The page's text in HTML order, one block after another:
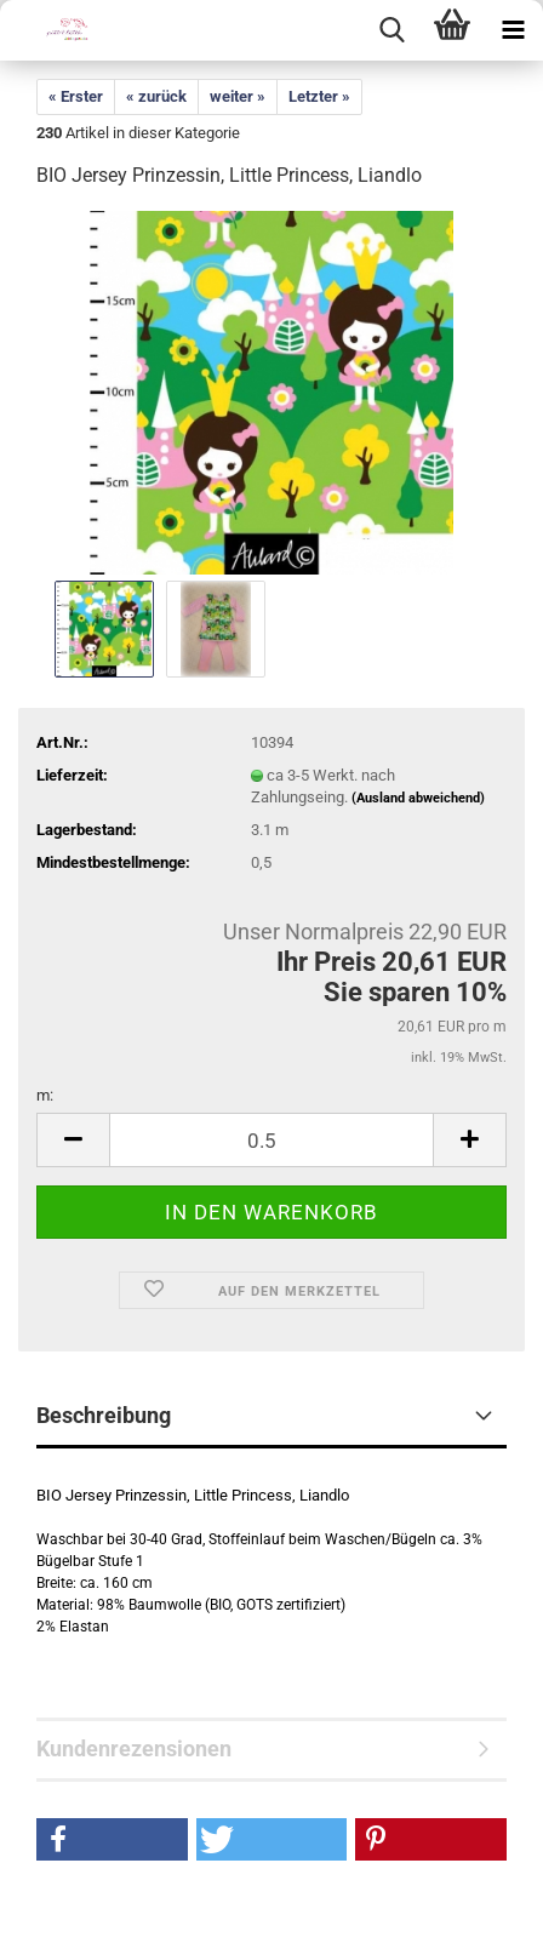
« Erster « zurück weiter »
Letzter »
230 Artikel in dieser Kategorie
BIO Jersey Prinzessin, Little Princess, Liandlo
Art.Nr.:
10394
Lieferzeit:
ca 3-5 Werkt. nach
Zahlungseing. (Ausland abweichend)
Lagerbestand: 3.1 m
Mindestbestellmenge:
0,5
Unser Normalpreis 22,90 EUR
Ihr Preis 20,61 EUR
Sie sparen 10%
20,61 EUR pro m
inkl. 19% MwSt.
m:
AUF DEN MERKZETTEL
Beschreibung
BIO Jersey Prinzessin, Little Princess, Liandlo
Waschbar bei 30-40 Grad, Stoffeinlauf beim Waschen/Bügeln ca. 3%
Bügelbar Stufe 1
Breite: ca. 160 cm
Material: 98% Baumwolle (BIO, GOTS zertifiziert)
2% Elastan
Kundenrezensionen